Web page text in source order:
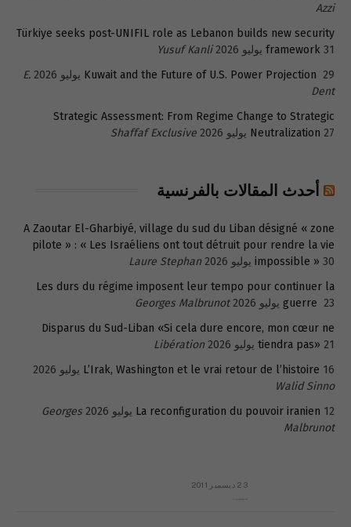
Azzi
Türkiye seeks post-UNIFIL role as Lebanon builds new security
framework 31 يوليو 2026
Yusuf Kanli
Kuwait and the Future of U.S. Power Projection 29 يوليو 2026
E.
Dent
Strategic Assessment: From Regime Change to Strategic
Neutralization 27 يوليو 2026 Shaffaf Exclusive
أحدث المقالات بالفرنسية
A Zaoutar El-Gharbiyé, village du sud du Liban désigné « zone
pilote » : « Les Israéliens ont tout détruit pour rendre la vie
impossible » 30 يوليو 2026
Laure Stephan
Les durs du régime imposent leur tempo pour continuer la
guerre 23 يوليو 2026
Georges Malbrunot
Disparus du Sud-Liban «Si cela dure encore, mon cœur ne
tiendra pas» 21 يوليو 2026
Libération
L’Irak, Washington et le vrai retour de l’histoire 16 يوليو 2026
Walid Sinno
La reconfiguration du pouvoir iranien 12 يوليو 2026
Georges
Malbrunot
23 ديسمبر 2011